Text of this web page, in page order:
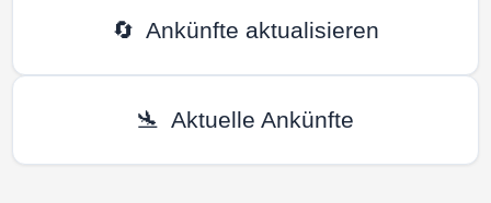
🔄 Ankünfte aktualisieren
🛬 Aktuelle Ankünfte